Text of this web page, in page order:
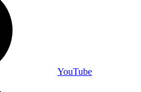
YouTube